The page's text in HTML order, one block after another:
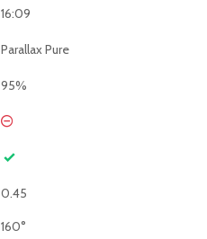
16:09
Parallax Pure
95%
0.45
160°